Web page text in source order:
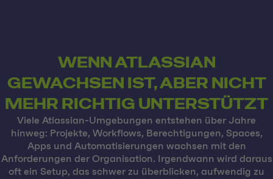
WENN ATLASSIAN
GEWACHSEN IST, ABER NICHT
MEHR RICHTIG UNTERSTÜTZT
Viele Atlassian-Umgebungen entstehen über Jahre
hinweg: Projekte, Workflows, Berechtigungen, Spaces,
Apps und Automatisierungen wachsen mit den
Anforderungen der Organisation. Irgendwann wird daraus
oft ein Setup, das schwer zu überblicken, aufwendig zu